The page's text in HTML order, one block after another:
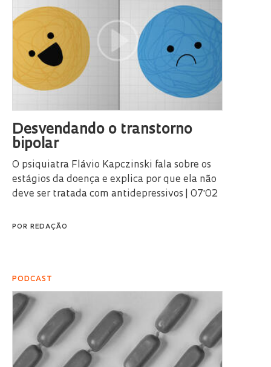
Desvendando o transtorno
bipolar
O psiquiatra Flávio Kapczinski fala sobre os
estágios da doença e explica por que ela não
deve ser tratada com antidepressivos | 07'02
POR REDAÇÃO
PODCAST